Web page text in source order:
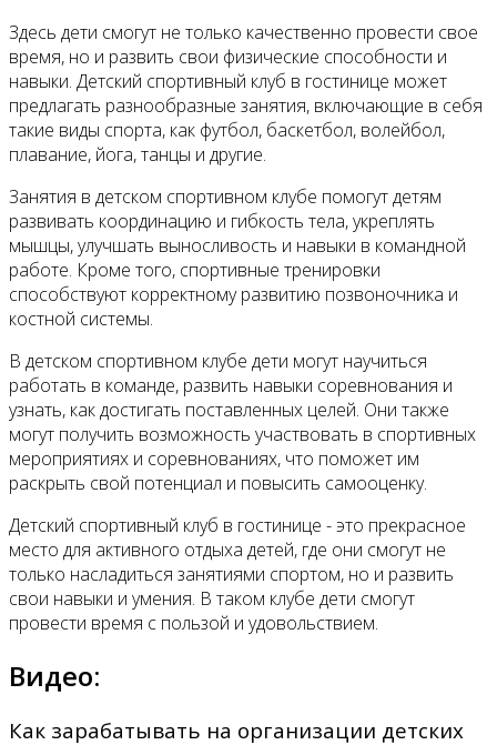
Здесь дети смогут не только качественно провести свое
время, но и развить свои физические способности и
навыки. Детский спортивный клуб в гостинице может
предлагать разнообразные занятия, включающие в себя
такие виды спорта, как футбол, баскетбол, волейбол,
плавание, йога, танцы и другие.
Занятия в детском спортивном клубе помогут детям
развивать координацию и гибкость тела, укреплять
мышцы, улучшать выносливость и навыки в командной
работе. Кроме того, спортивные тренировки
способствуют корректному развитию позвоночника и
костной системы.
В детском спортивном клубе дети могут научиться
работать в команде, развить навыки соревнования и
узнать, как достигать поставленных целей. Они также
могут получить возможность участвовать в спортивных
мероприятиях и соревнованиях, что поможет им
раскрыть свой потенциал и повысить самооценку.
Детский спортивный клуб в гостинице - это прекрасное
место для активного отдыха детей, где они смогут не
только насладиться занятиями спортом, но и развить
свои навыки и умения. В таком клубе дети смогут
провести время с пользой и удовольствием.
Видео:
Как зарабатывать на организации детских